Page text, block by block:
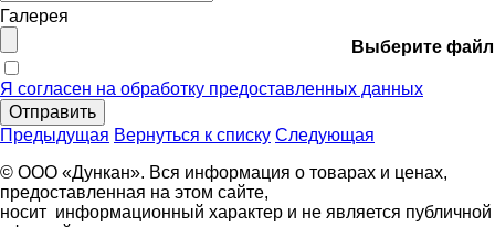
Галерея
Выберите файл
Я согласен на обработку предоставленных данных
Отправить
Предыдущая Вернуться к списку Следующая
© ООО «Дункан». Вся информация о товарах и ценах,
предоставленная на этом сайте,
носит информационный характер и не является публичной